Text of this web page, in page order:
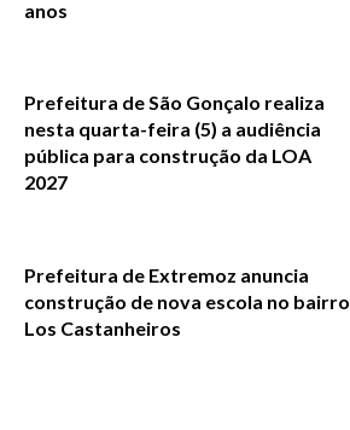
anos
Prefeitura de São Gonçalo realiza
nesta quarta-feira (5) a audiência
pública para construção da LOA
2027
Prefeitura de Extremoz anuncia
construção de nova escola no bairro
Los Castanheiros